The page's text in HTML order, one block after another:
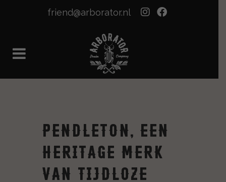
friend@arborator.nl
Pendleton, een
Heritage merk
van Tijdloze